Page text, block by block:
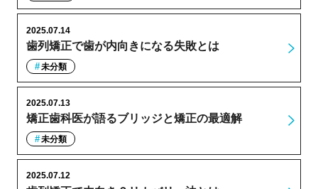
歯列矯正で歯が内向きになる失敗とは
2025.07.14
未分類
矯正歯科医が語るブリッジと矯正の最適解
2025.07.13
未分類
2025.07.12